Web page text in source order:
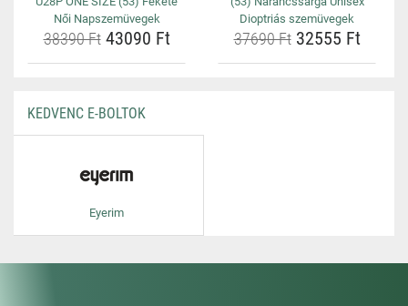
Női Napszemüvegek
38390 Ft43090 Ft
Dioptriás szemüvegek
37690 Ft32555 Ft
KEDVENC E-BOLTOK
Eyerim